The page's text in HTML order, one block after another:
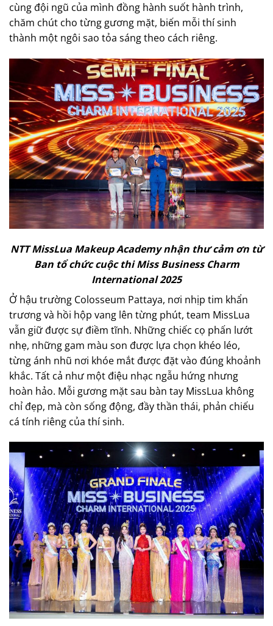
cùng đội ngũ của mình đồng hành suốt hành trình,
chăm chút cho từng gương mặt, biến mỗi thí sinh
thành một ngôi sao tỏa sáng theo cách riêng.
NTT MissLua Makeup Academy nhận thư cảm ơn từ
Ban tổ chức cuộc thi Miss Business Charm
International 2025
Ở hậu trường Colosseum Pattaya, nơi nhịp tim khẩn
trương và hồi hộp vang lên từng phút, team MissLua
vẫn giữ được sự điềm tĩnh. Những chiếc cọ phấn lướt
nhẹ, những gam màu son được lựa chọn khéo léo,
từng ánh nhũ nơi khóe mắt được đặt vào đúng khoảnh
khắc. Tất cả như một điệu nhạc ngẫu hứng nhưng
hoàn hảo. Mỗi gương mặt sau bàn tay MissLua không
chỉ đẹp, mà còn sống động, đầy thần thái, phản chiếu
cá tính riêng của thí sinh.